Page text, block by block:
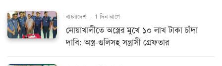
বাংলাদেশ - 1 দিন আগে
নোয়াখালীতে অস্ত্রের মুখে ১০ লাখ টাকা চাঁদা
দাবি: অস্ত্র-গুলিসহ সন্ত্রাসী গ্রেফতার